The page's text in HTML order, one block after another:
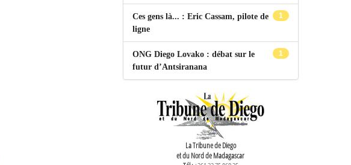
1
Ces gens là... : Eric Cassam, pilote de
ligne
1
ONG Diego Lovako : débat sur le
futur d’Antsiranana
La Tribune de Diego
et du Nord de Madagascar